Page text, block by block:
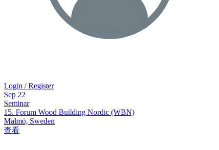
Login / Register
Sep 22
Seminar
15. Forum Wood Building Nordic (WBN)
Malmö, Sweden
查看